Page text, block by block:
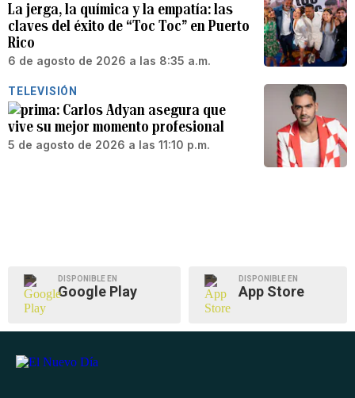
La jerga, la química y la empatía: las
claves del éxito de “Toc Toc” en Puerto
Rico
6 de agosto de 2026 a las 8:35 a.m.
TELEVISIÓN
Carlos Adyan asegura que
vive su mejor momento profesional
5 de agosto de 2026 a las 11:10 p.m.
DISPONIBLE EN
Google Play
DISPONIBLE EN
App Store